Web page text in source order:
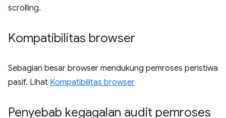
scrolling.
Kompatibilitas browser
Sebagian besar browser mendukung pemroses peristiwa
pasif. Lihat Kompatibilitas browser
Penyebab kegagalan audit pemroses